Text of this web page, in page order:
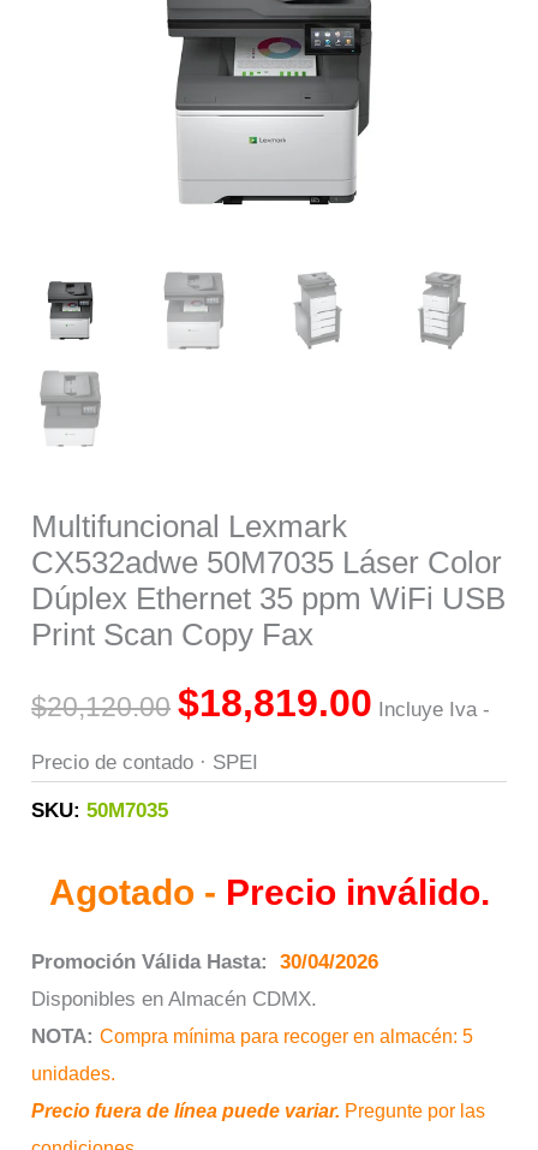
Multifuncional Lexmark
CX532adwe 50M7035 Láser Color
Dúplex Ethernet 35 ppm WiFi USB
Print Scan Copy Fax
$20,120.00
was:
$20,120.00.
$18,819.00 Incluye Iva -
Precio de contado · SPEI
SKU:50M7035
Agotado - Precio inválido.
Promoción Válida Hasta:
30/04/2026
Disponibles en Almacén CDMX.
NOTA: Compra mínima para recoger en almacén: 5
unidades.
Precio fuera de línea puede variar. Pregunte por las